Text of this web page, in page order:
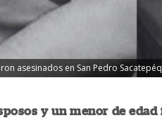
asesinados en San Pedro
y un menor de edad